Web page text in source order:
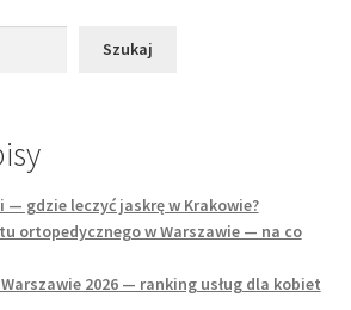
Szukaj
— gdzie leczyć jaskrę w Krakowie?
ortopedycznego w Warszawie — na co
2026 — ranking usług dla kobiet